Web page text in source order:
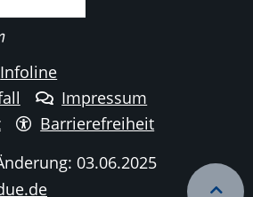
Infoline
Impressum
Barrierefreiheit
03.06.2025